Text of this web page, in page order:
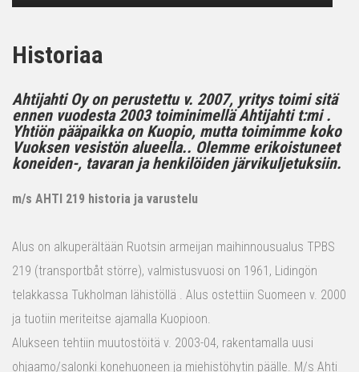
Historiaa
Ahtijahti Oy on perustettu v. 2007, yritys toimi sitä
ennen vuodesta 2003 toiminimellä Ahtijahti t:mi .
Yhtiön pääpaikka on Kuopio, mutta toimimme koko
Vuoksen vesistön alueella.. Olemme erikoistuneet
koneiden-, tavaran ja henkilöiden järvikuljetuksiin.
m/s AHTI 219 historia ja varustelu
Alus on alkuperältään Ruotsin armeijan maihinnousualus TPBS
219 (transportbåt större), valmistusvuosi on 1961, Lidingön
telakkassa Tukholman lähistöllä . Alus ostettiin Suomeen v. 2000
ja tuotiin meriteitse ajamalla Kuopioon.
Alukseen tehtiin muutostöitä v. 2003-04, rakentamalla uusi
ohjaamo/salonki konehuoneen ja miehistöhytin päälle. M/s Ahti